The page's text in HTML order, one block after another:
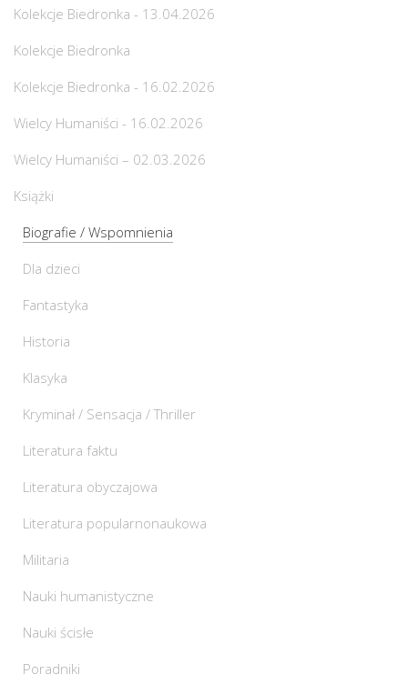
Kolekcje Biedronka - 13.04.2026
Kolekcje Biedronka
Kolekcje Biedronka - 16.02.2026
Wielcy Humaniści - 16.02.2026
Wielcy Humaniści – 02.03.2026
Książki
Biografie / Wspomnienia
Dla dzieci
Fantastyka
Historia
Klasyka
Kryminał / Sensacja / Thriller
Literatura faktu
Literatura obyczajowa
Literatura popularnonaukowa
Militaria
Nauki humanistyczne
Nauki ścisłe
Poradniki